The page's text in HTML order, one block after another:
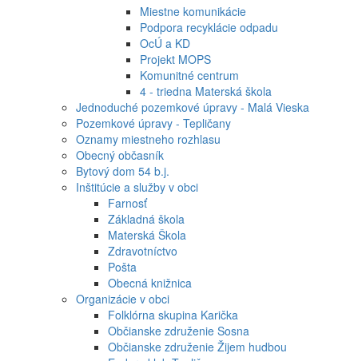
Miestne komunikácie
Podpora recyklácie odpadu
OcÚ a KD
Projekt MOPS
Komunitné centrum
4 - triedna Materská škola
Jednoduché pozemkové úpravy - Malá Vieska
Pozemkové úpravy - Tepličany
Oznamy miestneho rozhlasu
Obecný občasník
Bytový dom 54 b.j.
Inštitúcie a služby v obci
Farnosť
Základná škola
Materská Škola
Zdravotníctvo
Pošta
Obecná knižnica
Organizácie v obci
Folklórna skupina Karička
Občianske združenie Sosna
Občianske združenie Žijem hudbou